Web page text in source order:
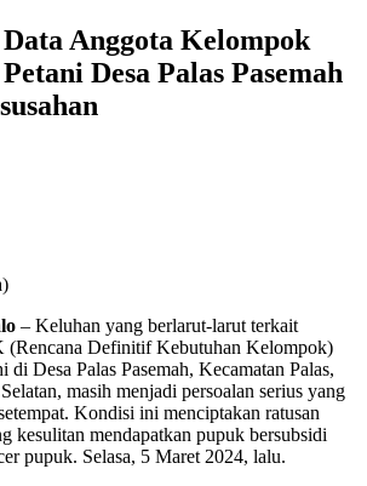
Anggota Kelompok
Desa Palas Pasemah
– Keluhan yang berlarut-larut terkait
(Rencana Definitif Kebutuhan Kelompok)
di Desa Palas Pasemah, Kecamatan Palas,
masih menjadi persoalan serius yang
Kondisi ini menciptakan ratusan
kesulitan mendapatkan pupuk bersubsidi
pupuk. Selasa, 5 Maret 2024, lalu.